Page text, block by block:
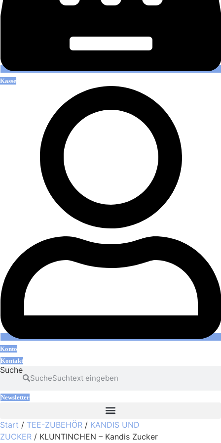
Kasse
Konto
Kontakt
Suche
Suche
Newsletter
Start / TEE-ZUBEHÖR / KANDIS UND
ZUCKER / KLUNTINCHEN – Kandis Zucker